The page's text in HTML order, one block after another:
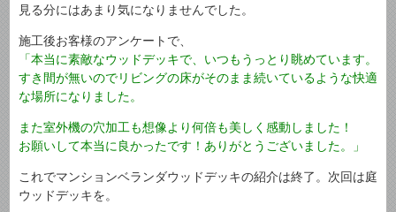
見る分にはあまり気になりませんでした。
施工後お客様のアンケートで、
「本当に素敵なウッドデッキで、いつもうっとり眺めています。
すき間が無いのでリビングの床がそのまま続いているような快適
な場所になりました。
また室外機の穴加工も想像より何倍も美しく感動しました！
お願いして本当に良かったです！ありがとうございました。」
これでマンションベランダウッドデッキの紹介は終了。次回は庭
ウッドデッキを。